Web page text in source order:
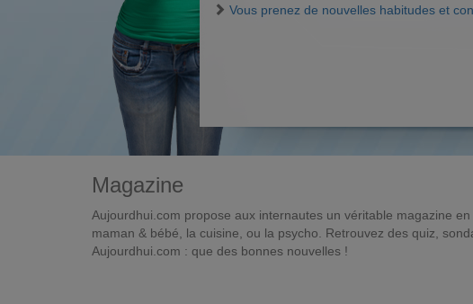
Vous prenez de nouvelles habitudes et
Magazine
Aujourdhui.com propose aux internautes un véritable magazine
maman & bébé, la cuisine, ou la psycho. Retrouvez des quiz,
Aujourdhui.com : que des bonnes nouvelles !